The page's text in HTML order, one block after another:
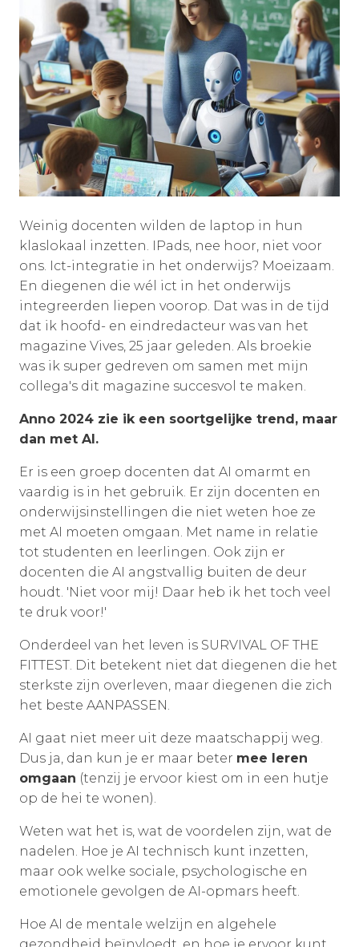
Weinig docenten wilden de laptop in hun
klaslokaal inzetten. IPads, nee hoor, niet voor
ons. Ict-integratie in het onderwijs? Moeizaam.
En diegenen die wél ict in het onderwijs
integreerden liepen voorop. Dat was in de tijd
dat ik hoofd- en eindredacteur was van het
magazine Vives, 25 jaar geleden. Als broekie
was ik super gedreven om samen met mijn
collega's dit magazine succesvol te maken.
Anno 2024 zie ik een soortgelijke trend, maar
dan met AI.
Er is een groep docenten dat AI omarmt en
vaardig is in het gebruik. Er zijn docenten en
onderwijsinstellingen die niet weten hoe ze
met AI moeten omgaan. Met name in relatie
tot studenten en leerlingen. Ook zijn er
docenten die AI angstvallig buiten de deur
houdt. 'Niet voor mij! Daar heb ik het toch veel
te druk voor!'
Onderdeel van het leven is SURVIVAL OF THE
FITTEST. Dit betekent niet dat diegenen die het
sterkste zijn overleven, maar diegenen die zich
het beste AANPASSEN.
AI gaat niet meer uit deze maatschappij weg.
Dus ja, dan kun je er maar beter mee leren
omgaan (tenzij je ervoor kiest om in een hutje
op de hei te wonen).
Weten wat het is, wat de voordelen zijn, wat de
nadelen. Hoe je AI technisch kunt inzetten,
maar ook welke sociale, psychologische en
emotionele gevolgen de AI-opmars heeft.
Hoe AI de mentale welzijn en algehele